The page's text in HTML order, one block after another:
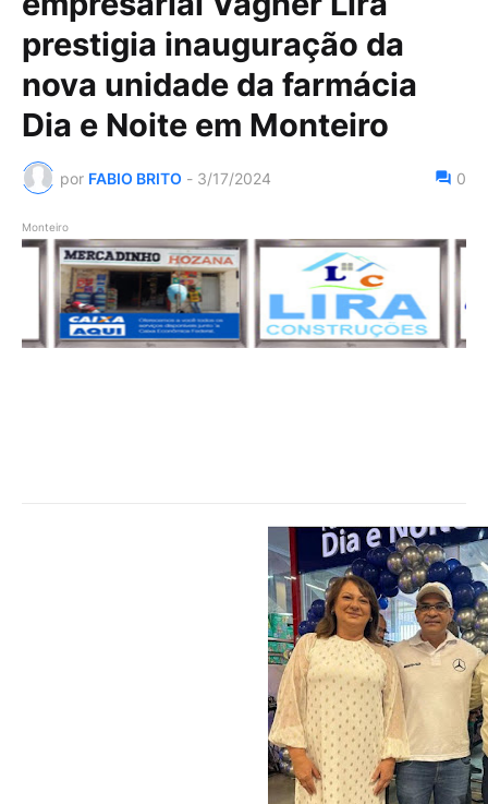
prestigia inauguração da
nova unidade da farmácia
Dia e Noite em Monteiro
por FABIO BRITO - 3/17/2024 0
Monteiro